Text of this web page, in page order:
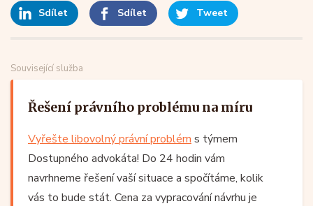
Sdílet Sdílet Tweet
Související služba
Řešení právního problému na míru
Vyřešte libovolný právní problém s týmem
Dostupného advokáta! Do 24 hodin vám
navrhneme řešení vaší situace a spočítáme, kolik
vás to bude stát. Cena za vypracování návrhu je